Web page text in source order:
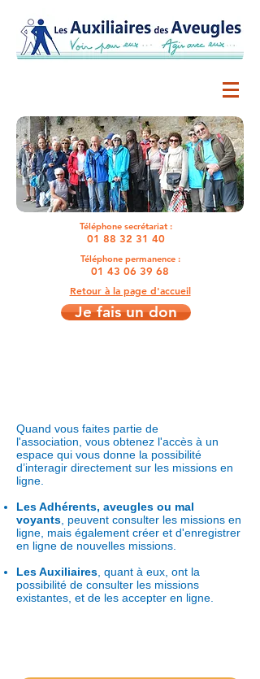
Téléphone secrétariat :
01 88 32 31 40
Téléphone permanence :
01 43 06 39 68
Retour à la page d'accueil
Je fais un don
Quand vous faites partie de
l'association, vous obtenez l'accès à un
espace qui vous donne la possibilité
d’interagir directement sur les missions en
ligne.
Les Adhérents, aveugles ou mal
voyants , peuvent consulter les missions en
ligne, mais également créer et d'enregistrer
en ligne de nouvelles missions.
Les Auxiliaires , quant à eux, ont la
possibilité de consulter les missions
existantes, et de les accepter en ligne.